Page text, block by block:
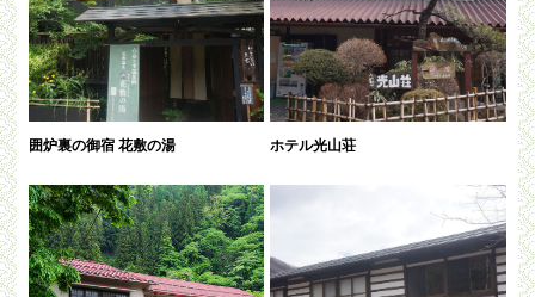
囲炉裏の御宿 花敷の湯 ホテル光山荘